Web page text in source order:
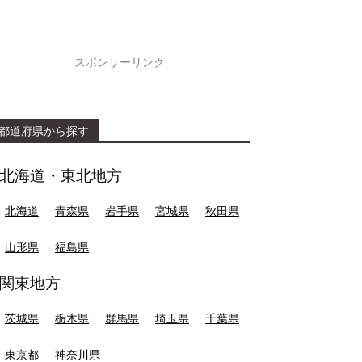
スポンサーリンク
道府県から探す
北海道・東北地方
北海道 青森県 岩手県 宮城県 秋田県
山形県 福島県
関東地方
茨城県 栃木県 群馬県 埼玉県 千葉県
東京都 神奈川県